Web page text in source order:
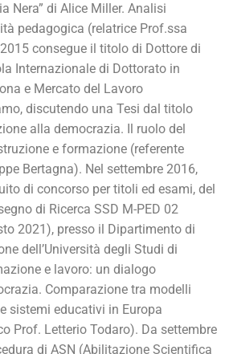
Nera” di Alice Miller. Analisi
pedagogica (relatrice Prof.ssa
consegue il titolo di Dottore di
Internazionale di Dottorato in
e Mercato del Lavoro
discutendo una Tesi dal titolo
alla democrazia. Il ruolo del
e formazione (referente
Bertagna). Nel settembre 2016,
di concorso per titoli ed esami, del
di Ricerca SSD M-PED 02
2021), presso il Dipartimento di
dell’Università degli Studi di
e lavoro: un dialogo
Comparazione tra modelli
sistemi educativi in Europa
Prof. Letterio Todaro). Da settembre
di ASN (Abilitazione Scientifica